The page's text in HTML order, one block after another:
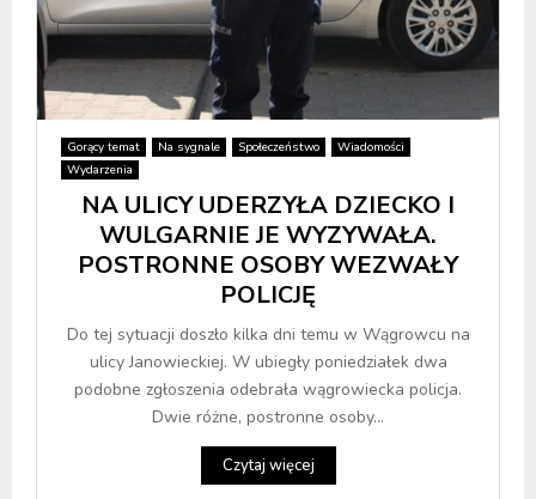
Gorący temat Na sygnale Społeczeństwo
Wiadomości
Wydarzenia
NA ULICY UDERZYŁA DZIECKO I
WULGARNIE JE WYZYWAŁA.
POSTRONNE OSOBY WEZWAŁY
POLICJĘ
Do tej sytuacji doszło kilka dni temu w Wągrowcu na
ulicy Janowieckiej. W ubiegły poniedziałek dwa
podobne zgłoszenia odebrała wągrowiecka policja.
Dwie różne, postronne osoby...
Czytaj więcej